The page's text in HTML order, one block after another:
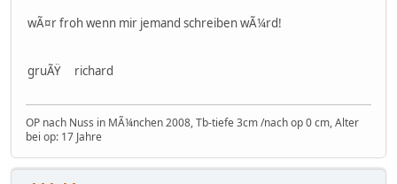
wÃ¤r froh wenn mir jemand schreiben wÃ¼rd!
gruÃŸ richard
OP nach Nuss in MÃ¼nchen 2008, Tb-tiefe 3cm /nach op 0 cm, Alter
bei op: 17 Jahre